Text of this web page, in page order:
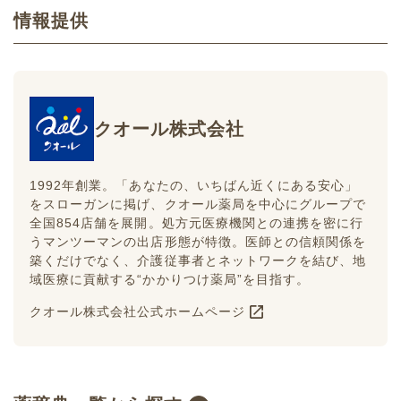
情報提供
クオール株式会社
1992年創業。「あなたの、いちばん近くにある安心」
をスローガンに掲げ、クオール薬局を中心にグループで
全国854店舗を展開。処方元医療機関との連携を密に行
うマンツーマンの出店形態が特徴。医師との信頼関係を
築くだけでなく、介護従事者とネットワークを結び、地
域医療に貢献する“かかりつけ薬局”を目指す。
クオール株式会社公式ホームページ